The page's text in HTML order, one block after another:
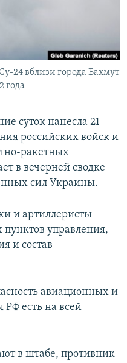
24 вблизи города Бахмут
года
суток нанесла 21
российских войск и
ракетных
в вечерней сводке
сил Украины.
и артиллеристы
управления,
и состав
авиационных и
РФ есть на всей
в штабе, противник